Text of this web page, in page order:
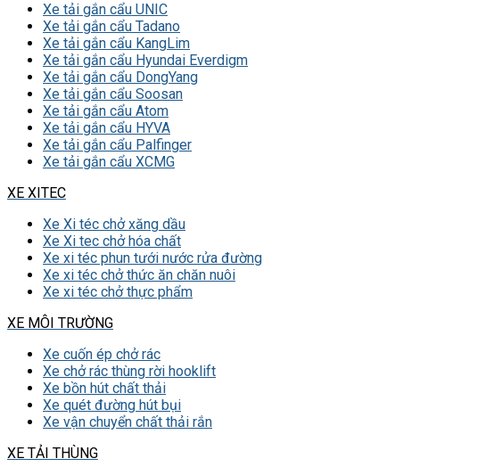
Xe tải gắn cẩu UNIC
Xe tải gắn cẩu Tadano
Xe tải gắn cẩu KangLim
Xe tải gắn cẩu Hyundai Everdigm
Xe tải gắn cẩu DongYang
Xe tải gắn cẩu Soosan
Xe tải gắn cẩu Atom
Xe tải gắn cẩu HYVA
Xe tải gắn cẩu Palfinger
Xe tải gắn cẩu XCMG
XE XITEC
Xe Xi téc chở xăng dầu
Xe Xi tec chở hóa chất
Xe xi téc phun tưới nước rửa đường
Xe xi téc chở thức ăn chăn nuôi
Xe xi téc chở thực phẩm
XE MÔI TRƯỜNG
Xe cuốn ép chở rác
Xe chở rác thùng rời hooklift
Xe bồn hút chất thải
Xe quét đường hút bụi
Xe vận chuyển chất thải rắn
XE TẢI THÙNG